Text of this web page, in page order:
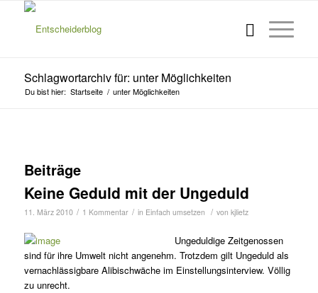
Schlagwortarchiv für: unter Möglichkeiten
Du bist hier: Startseite / unter Möglichkeiten
Beiträge
Keine Geduld mit der Ungeduld
11. März 2010 / 1 Kommentar / in Einfach umsetzen / von kjlietz
Ungeduldige Zeitgenossen
sind für ihre Umwelt nicht angenehm. Trotzdem gilt Ungeduld als
vernachlässigbare Alibischwäche im Einstellungsinterview. Völlig
zu unrecht.